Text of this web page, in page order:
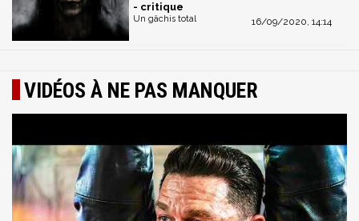
- critique
16/09/2020, 14:14
Un gâchis total
VIDÉOS À NE PAS MANQUER